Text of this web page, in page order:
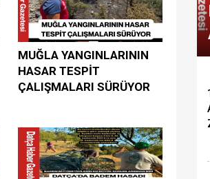
MUĞLA YANGINLARININ
HASAR TESPİT
ÇALIŞMALARI SÜRÜYOR